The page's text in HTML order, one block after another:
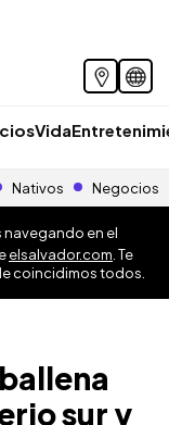
Vida
Nativos Negocios
navegando en el
elsalvador.com . Te
coincidimos todos.
sur y